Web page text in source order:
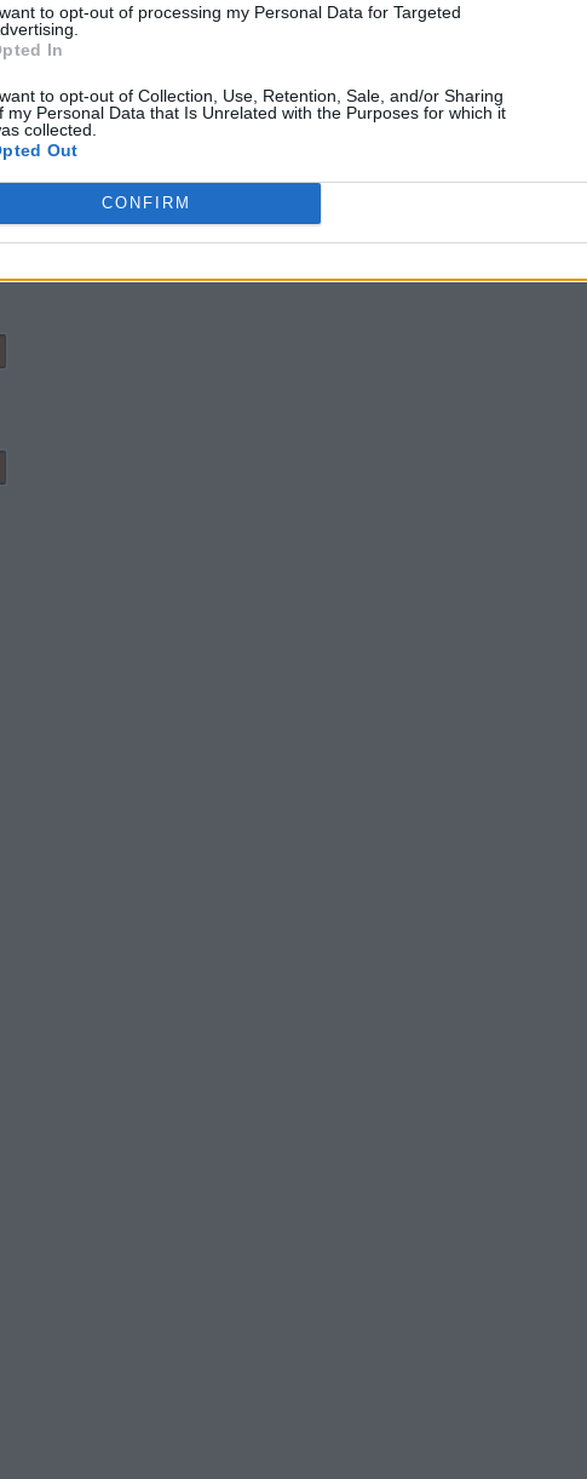
to opt-out of processing my Personal Data for Targeted
In
to opt-out of Collection, Use, Retention, Sale, and/or Sharing
my Personal Data that Is Unrelated with the Purposes for which it
collected.
Out
CONFIRM